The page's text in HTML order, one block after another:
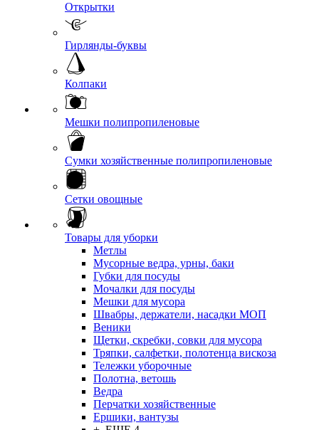
Открытки
Гирлянды-буквы
Колпаки
Мешки полипропиленовые
Сумки хозяйственные полипропиленовые
Сетки овощные
Товары для уборки
Метлы
Мусорные ведра, урны, баки
Губки для посуды
Мочалки для посуды
Мешки для мусора
Швабры, держатели, насадки МОП
Веники
Щетки, скребки, совки для мусора
Тряпки, салфетки, полотенца вискоза
Тележки уборочные
Полотна, ветошь
Ведра
Перчатки хозяйственные
Ершики, вантузы